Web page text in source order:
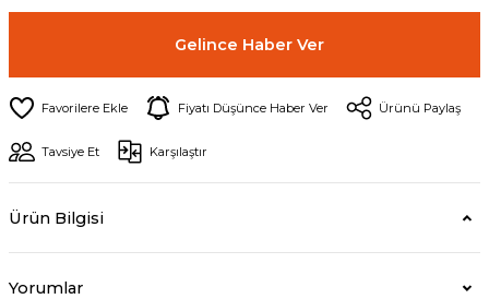
Gelince Haber Ver
Fiyatı Düşünce Haber Ver Ürünü Paylaş
Tavsiye Et Karşılaştır
Ürün Bilgisi
Yorumlar